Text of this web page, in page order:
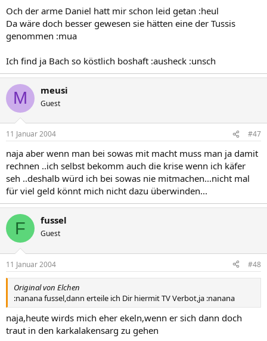
Och der arme Daniel hatt mir schon leid getan :heul
Da wäre doch besser gewesen sie hätten eine der Tussis
genommen :mua
Ich find ja Bach so köstlich boshaft :ausheck :unsch
M meusi
Guest
11 Januar 2004 #47
naja aber wenn man bei sowas mit macht muss man ja damit
rechnen ..ich selbst bekomm auch die krise wenn ich käfer
seh ..deshalb würd ich bei sowas nie mitmachen...nicht mal
für viel geld könnt mich nicht dazu überwinden...
F fussel
Guest
11 Januar 2004 #48
Original von Elchen
:nanana fussel,dann erteile ich Dir hiermit TV Verbot,ja :nanana
naja,heute wirds mich eher ekeln,wenn er sich dann doch
traut in den karkalakensarg zu gehen